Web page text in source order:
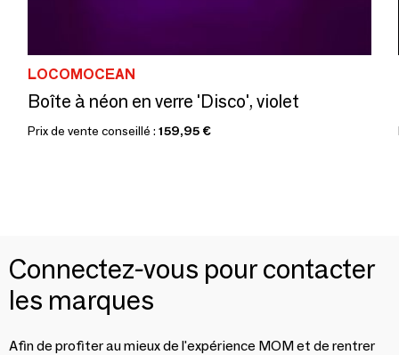
LOCOMOCEAN
Boîte à néon en verre 'Disco', violet
Prix de vente conseillé : 159,95 €
Connectez-vous pour contacter
les marques
Afin de profiter au mieux de l'expérience MOM et de rentrer